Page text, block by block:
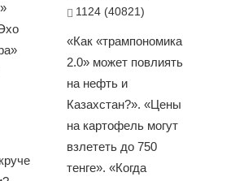
1124 (40821)
«Как «трампономика
2.0» может повлиять
на нефть и
Казахстан?». «Цены
на картофель могут
взлететь до 750
тенге». «Когда